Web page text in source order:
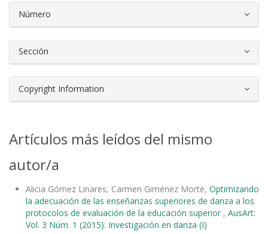
Número
Sección
Copyright Information
Artículos más leídos del mismo
autor/a
Alicia Gómez Linares, Carmen Giménez Morte, Optimizando
la adecuación de las enseñanzas superiores de danza a los
protocolos de evaluación de la educación superior , AusArt:
Vol. 3 Núm. 1 (2015): Investigación en danza (I)